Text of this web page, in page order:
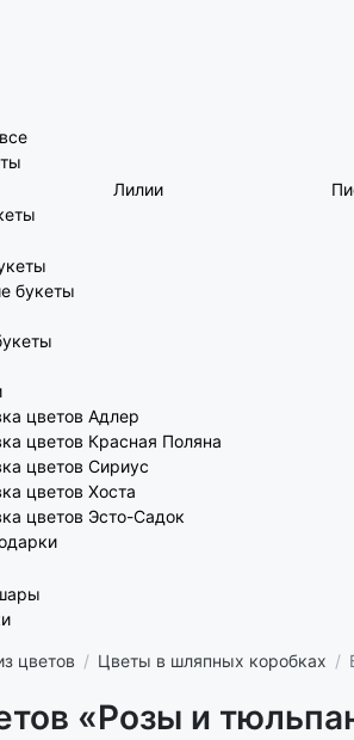
Лилии
букеты
цветов Адлер
цветов Красная Поляна
цветов Сириус
цветов Хоста
цветов Эсто-Садок
цветов Цветы в шляпных коробках
«Розы и